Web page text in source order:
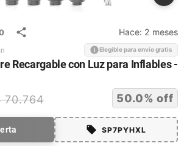
Hace: 2 meses
Elegible para envío gratis
Recargable con Luz para Inflables -
70.764 50.0% off
SP7PYHXL